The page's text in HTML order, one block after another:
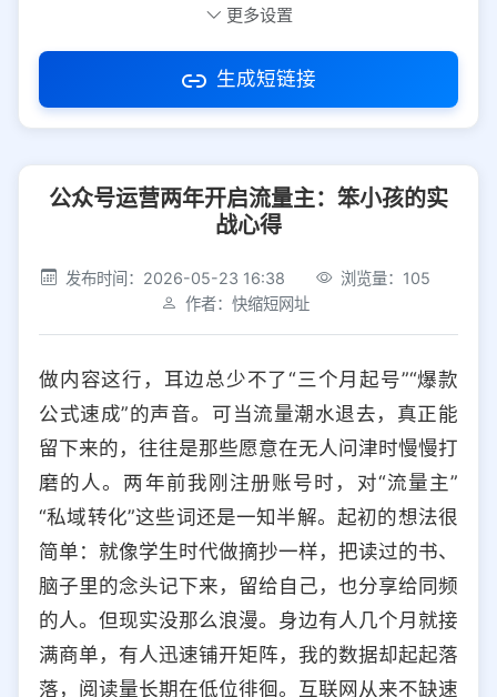
访问密码
社交平台 电商平台
选择防红平台类型，避免链接被拦截
平台设置
iOS Android PC 其他
选择允许访问的平台类型
更多设置
生成短链接
公众号运营两年开启流量主：笨小孩的实
战心得
发布时间：2026-05-23 16:38
浏览量：105
作者：快缩短网址
做内容这行，耳边总少不了“三个月起号”“爆款
公式速成”的声音。可当流量潮水退去，真正能
留下来的，往往是那些愿意在无人问津时慢慢打
磨的人。两年前我刚注册账号时，对“流量主”
“私域转化”这些词还是一知半解。起初的想法很
简单：就像学生时代做摘抄一样，把读过的书、
脑子里的念头记下来，留给自己，也分享给同频
的人。但现实没那么浪漫。身边有人几个月就接
满商单，有人迅速铺开矩阵，我的数据却起起落
落，阅读量长期在低位徘徊。互联网从来不缺速